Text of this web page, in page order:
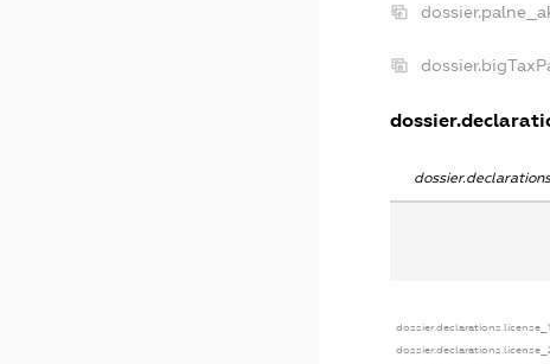
dossier.declarations.license_1